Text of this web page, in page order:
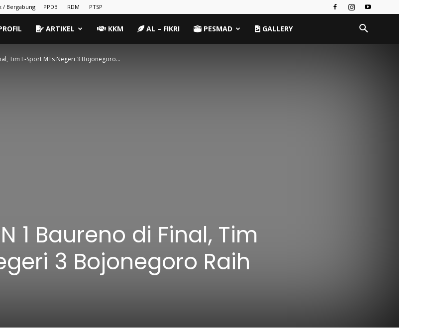
/ Bergabung PPDB RDM PTSP
ARTIKEL KKM AL – FIKRI PESMAD GALLERY
Tim E-Sport MTs Negeri 3 Bojonegoro...
1 Baureno di Final, Tim
3 Bojonegoro Raih